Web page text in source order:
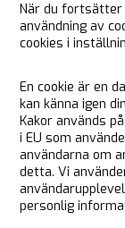
När du fortsätter
användning av
cookies i
En cookie är en
kan känna igen
Kakor används
i EU som
användarna om
detta. Vi
personlig